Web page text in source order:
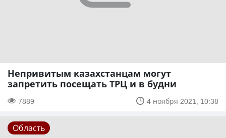
Непривитым казахстанцам могут
запретить посещать ТРЦ и в будни
7889 4 ноября 2021, 10:38
Область